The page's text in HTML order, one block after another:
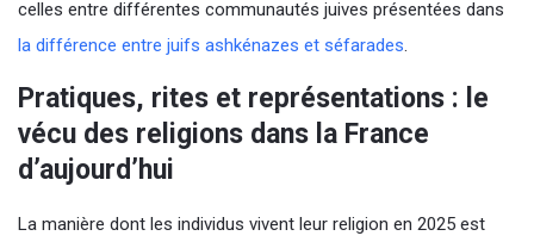
celles entre différentes communautés juives présentées dans
la différence entre juifs ashkénazes et séfarades.
Pratiques, rites et représentations : le
vécu des religions dans la France
d’aujourd’hui
La manière dont les individus vivent leur religion en 2025 est